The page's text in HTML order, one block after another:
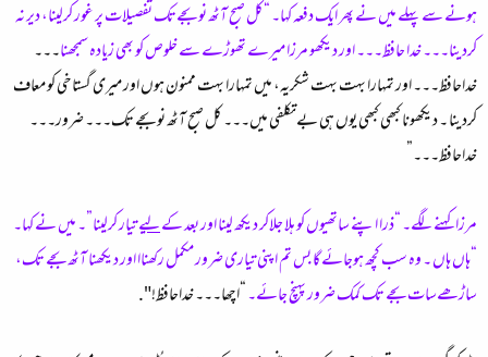
ہونے سے پہلے میں نے پھر ایک دفعہ کہا۔ “کل صبح آٹھ نو بجےتک تفصیلات پر غور کرلینا، دیر نہ
کردینا۔۔۔ خدا حافظ۔۔۔ اور دیکھو مرزا میرے تھوڑے سے خلوص کو بھی زیادہ سمجھنا۔۔۔
خداحافظ۔۔۔ اور تمہارا بہت بہت شکریہ، میں تمہارا بہت ممنون ہوں اور میری گستاخی کو معاف
کردینا ۔ دیکھونا کبھی کبھی یوں ہی بےتکلفی میں۔۔۔ کل صبح آٹھ نو بجے تک۔۔۔ ضرور۔۔۔
خداحافظ۔۔۔”
مرزا کہنے لگے۔ “ذرا اپنے ساتھیوں کو ہلا جلاکر دیکھ لینا اور بعد کےلیےتیار کرلینا”۔ میں نے کہا۔
“ہاں ہاں ۔ وہ سب کچھ ہوجائے گا بس تم اپنی تیاری ضرور مکمل رکھناا اور دیکھنا آٹھ بجے تک،
ساڑھےسات بجے تک کمک ضرور پہنچ جائے۔“اچھا۔۔۔ خداحافظ!".